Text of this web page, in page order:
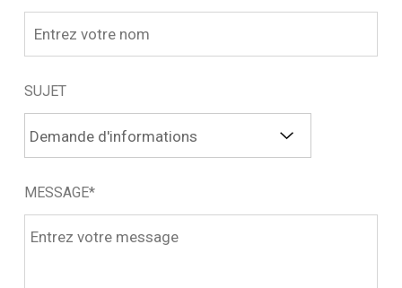
SUJET
MESSAGE*